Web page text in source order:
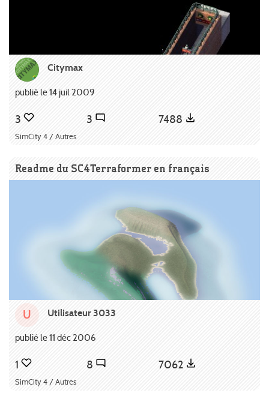
Citymax
publié le 14 juil 2009
3 3 7488
SimCity 4 / Autres
Readme du SC4Terraformer en français
U Utilisateur 3033
publié le 11 déc 2006
1 8 7062
SimCity 4 / Autres